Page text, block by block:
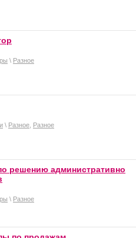
\ Разное
\ Разное Разное
решению административно
\ Разное